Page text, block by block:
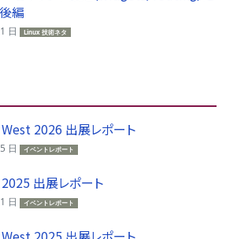
編
日 Linux 技術ネタ
2026 出展レポート
日 イベントレポート
出展レポート
日 イベントレポート